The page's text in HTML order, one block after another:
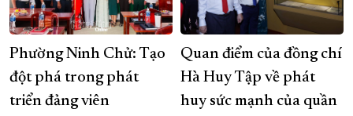
Phường Ninh Chử: Tạo
đột phá trong phát
triển đảng viên
Quan điểm của đồng chí
Hà Huy Tập về phát
huy sức mạnh của quần